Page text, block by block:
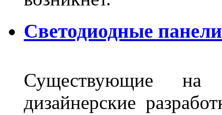
Светодиодные
Существующие
дизайнерские